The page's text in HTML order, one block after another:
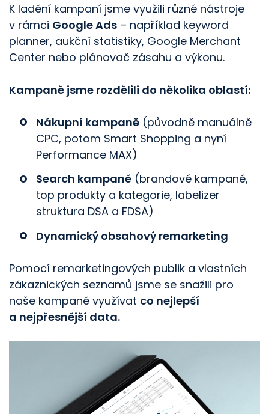
K ladění kampaní jsme využili různé nástroje
v rámci Google Ads – například keyword
planner, aukční statistiky, Google Merchant
Center nebo plánovač zásahu a výkonu.
Kampaně jsme rozdělili do několika oblastí:
Nákupní kampaně (původně manuálně
CPC, potom Smart Shopping a nyní
Performance MAX)
Search kampaně (brandové kampaně,
top produkty a kategorie, labelizer
struktura DSA a FDSA)
Dynamický obsahový remarketing
Pomocí remarketingových publik a vlastních
zákaznických seznamů jsme se snažili pro
naše kampaně využívat co nejlepší
a nejpřesnější data.